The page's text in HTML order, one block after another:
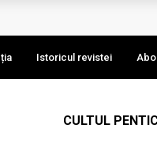
conducerii
pastorală cu prilejul unui
Istoricul revistei
CULTUL